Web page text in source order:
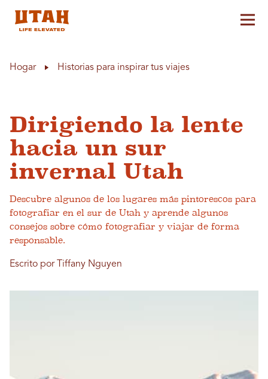
Hogar Historias para inspirar tus viajes
Dirigiendo la lente
hacia un sur
invernal Utah
Descubre algunos de los lugares más pintorescos para
fotografiar en el sur de Utah y aprende algunos
consejos sobre cómo fotografiar y viajar de forma
responsable.
Escrito por Tiffany Nguyen